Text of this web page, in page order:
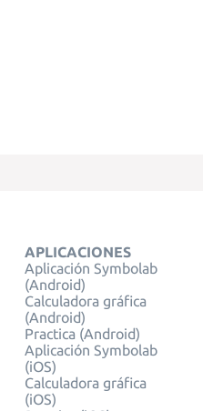
APLICACIONES
Aplicación Symbolab
(Android)
Calculadora gráfica
(Android)
Practica (Android)
Aplicación Symbolab
(iOS)
Calculadora gráfica
(iOS)